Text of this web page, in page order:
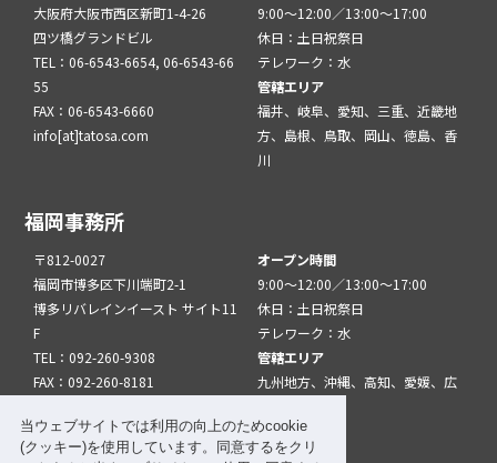
当ウェブサイトでは利用の向上のためcookie
(クッキー)を使用しています。同意するをクリ
大阪府大阪市西区新町1-4-26
四ツ橋グランドビル
TEL：06-6543-6654, 06-6543-66
55
FAX：06-6543-6660
info[at]tatosa.com
9:00～12:00／13:00～17:00
休日：土日祝祭日
テレワーク：水
管轄エリア
福井、岐阜、愛知、三重、近畿地
方、島根、鳥取、岡山、徳島、香
川
福岡事務所
〒812-0027
福岡市博多区下川端町2-1
博多リバレインイースト サイト11
F
TEL：092-260-9308
FAX：092-260-8181
オープン時間
9:00～12:00／13:00～17:00
休日：土日祝祭日
テレワーク：水
管轄エリア
九州地方、沖縄、高知、愛媛、広